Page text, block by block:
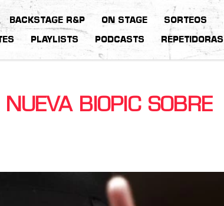
BACKSTAGE R&P ON STAGE SORTEOS
PLAYLISTS PODCASTS REPETIDORAS
BIOPIC SOBRE